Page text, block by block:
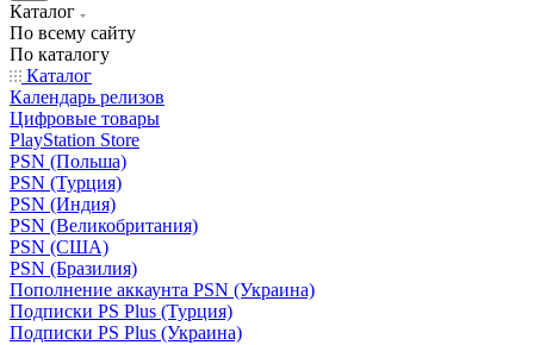
Каталог
По всему сайту
По каталогу
Каталог
Календарь релизов
Цифровые товары
PlayStation Store
PSN (Польша)
PSN (Турция)
PSN (Индия)
PSN (Великобритания)
PSN (США)
PSN (Бразилия)
Пополнение аккаунта PSN (Украина)
Подписки PS Plus (Турция)
Подписки PS Plus (Украина)